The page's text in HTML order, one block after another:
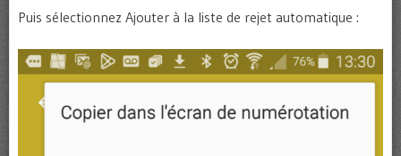
Puis sélectionnez Ajouter à la liste de rejet automatique :